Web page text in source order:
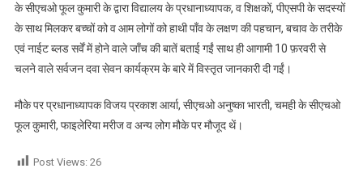
के सीएचओ फूल कुमारी के द्वारा विद्यालय के प्रधानाध्यापक, व शिक्षकों, पीएसपी के सदस्यों
के साथ मिलकर बच्चों को व आम लोगों को हाथी पाँव के लक्षण की पहचान, बचाव के तरीके
एवं नाईट ब्लड सर्वें में होने वाले जाँच की बातें बताई गईं साथ ही आगामी 10 फ़रवरी से
चलने वाले सर्वजन दवा सेवन कार्यक्रम के बारे में विस्तृत जानकारी दी गईं।
मौके पर प्रधानाध्यापक विजय प्रकाश आर्या, सीएचओ अनुष्का भारती, चमही के सीएचओ
फूल कुमारी, फाइलेरिया मरीज व अन्य लोग मौके पर मौजूद थें।
Post Views: 26